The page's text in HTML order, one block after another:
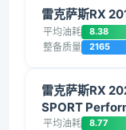
雷克萨斯RX
平均油耗 8.38
整备质量 2165
雷克萨斯RX
SPORT
平均油耗 8.77